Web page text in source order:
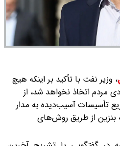
، وزیر نفت با تأکید بر اینکه هیچ
مردم اتخاذ نخواهد شد، از
تأسیسات آسیب‌دیده به مدار
از طریق روش‌های